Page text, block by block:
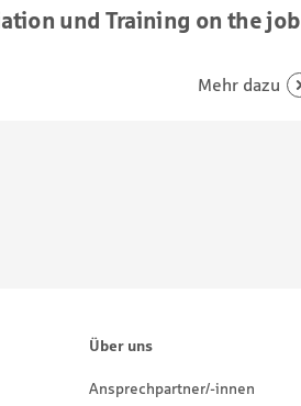
und Training on the job
Über uns
Ansprechpartner/-innen